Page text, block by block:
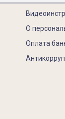
О
Оплата